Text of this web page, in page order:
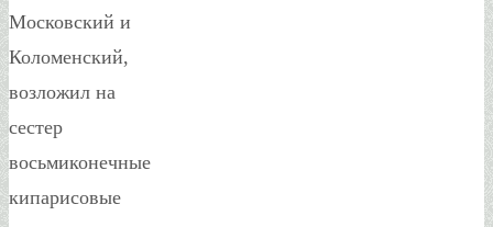
Московский и
Коломенский,
возложил на
сестер
восьмиконечные
кипарисовые